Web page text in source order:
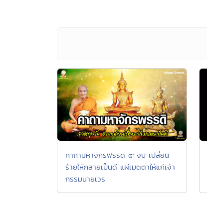
คาถามหาจักรพรรดิ ๙ จบ เปลี่ยน
ร้ายให้กลายเป็นดี แผ่เมตตาให้แก่เจ้า
กรรมนายเวร